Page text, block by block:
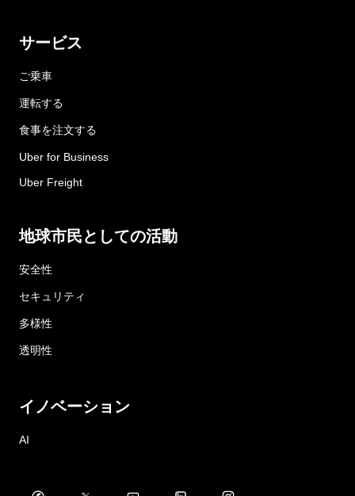
サービス
ご乗車
運転する
食事を注文する
Uber for Business
Uber Freight
地球市民としての活動
安全性
セキュリティ
多様性
透明性
イノベーション
AI